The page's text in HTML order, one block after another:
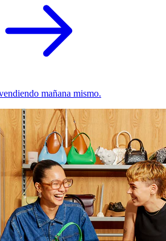
mañana mismo.